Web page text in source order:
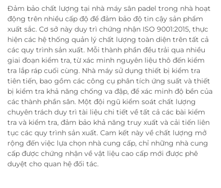
Đảm bảo chất lượng tại nhà máy sân padel trong nhà hoạt
động trên nhiều cấp độ để đảm bảo độ tin cậy sản phẩm
xuất sắc. Cơ sở này duy trì chứng nhận ISO 9001:2015, thực
hiện các hệ thống quản lý chất lượng toàn diện trên tất cả
các quy trình sản xuất. Mỗi thành phần đều trải qua nhiều
giai đoạn kiểm tra, từ xác minh nguyên liệu thô đến kiểm
tra lắp ráp cuối cùng. Nhà máy sử dụng thiết bị kiểm tra
tiên tiến, bao gồm các công cụ phân tích ứng suất và thiết
bị kiểm tra khả năng chống va đập, để xác minh độ bền của
các thành phần sân. Một đội ngũ kiểm soát chất lượng
chuyên trách duy trì tài liệu chi tiết về tất cả các bài kiểm
tra và kiểm tra, đảm bảo khả năng truy xuất và cải tiến liên
tục các quy trình sản xuất. Cam kết này về chất lượng mở
rộng đến việc lựa chọn nhà cung cấp, chỉ những nhà cung
cấp được chứng nhận về vật liệu cao cấp mới được phê
duyệt cho quan hệ đối tác.